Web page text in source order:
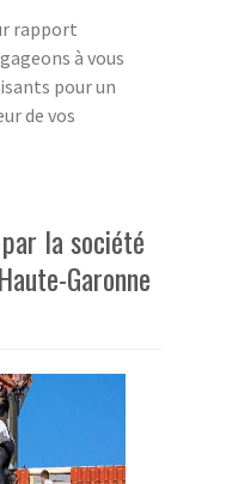
rapport
à vous
pour un
de vos
la société
Garonne